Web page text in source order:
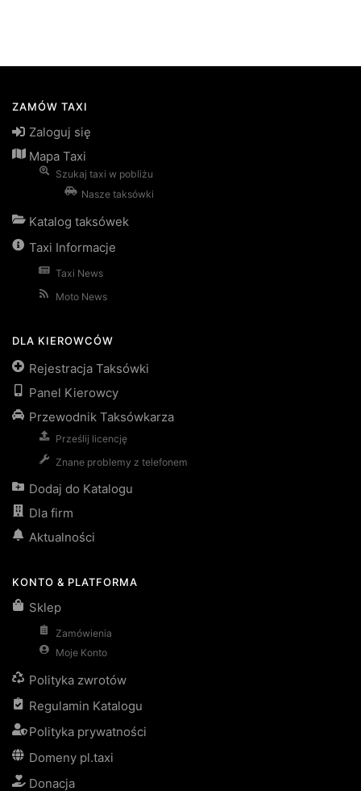
ZAMÓW TAXI
Zaloguj się
Mapa Taxi
Szukaj taxi w pobliżu
Nasze taksówki
Katalog taksówek
Taxi Informacje
Taxi News
Moto News
DLA KIEROWCÓW
Rejestracja Taksówki
Panel Kierowcy
Przewodnik Taksówkarza
Prześlij licencję
Znane problemy z telefonem
Dodaj do Katalogu
Dla firm
Aktualności
KONTO & PLATFORMA
Sklep
Zamówienia
Moje Konto
Polityka zwrotów
Regulamin Katalogu
Polityka prywatności
Domeny pl.taxi
Donacja